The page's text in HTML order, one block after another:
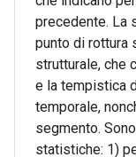
precedente. La
punto di rottura
strutturale, che
e la tempistica
temporale,
segmento.
statistiche: 1)